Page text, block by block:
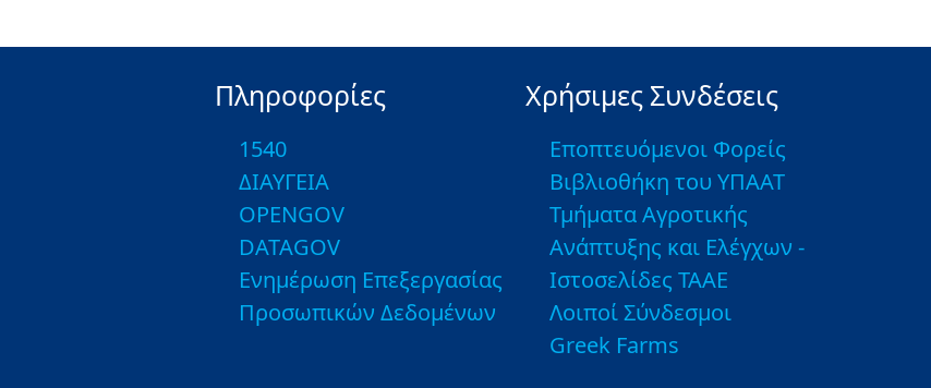
Πληροφορίες
1540
ΔΙΑΥΓΕΙΑ
OPENGOV
DATAGOV
Ενημέρωση Επεξεργασίας
Προσωπικών Δεδομένων
Χρήσιμες Συνδέσεις
Εποπτευόμενοι Φορείς
Βιβλιοθήκη του ΥΠΑΑΤ
Τμήματα Αγροτικής
Ανάπτυξης και Ελέγχων -
Ιστοσελίδες ΤΑΑΕ
Λοιποί Σύνδεσμοι
Greek Farms